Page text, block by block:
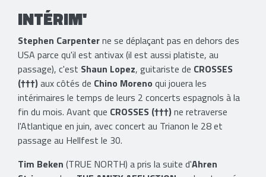
INTÉRIM'
Stephen Carpenterne se déplaçant pas en dehors des
USA parce qu'il est antivax (il est aussi platiste, au
passage), c'est Shaun Lopez, guitariste de CROSSES
(†††)aux côtés de Chino Moreno qui jouera les
intérimaires le temps de leurs 2 concerts espagnols à la
fin du mois. Avant que CROSSES (†††)ne retraverse
l'Atlantique en juin, avec concert au Trianon le 28 et
passage au Hellfest le 30.
Tim Beken (TRUE NORTH) a pris la suite d'Ahren